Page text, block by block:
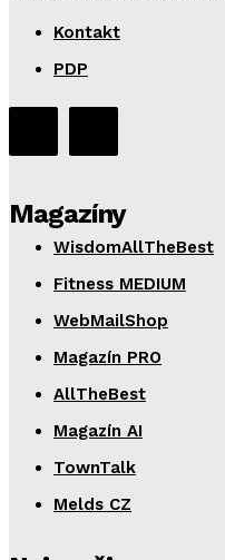
Kontakt
PDP
Magazíny
WisdomAllTheBest
Fitness MEDIUM
WebMailShop
Magazín PRO
AllTheBest
Magazín AI
TownTalk
Melds CZ